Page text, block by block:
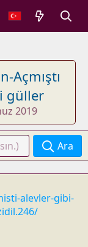
Açmıştı
güller
2019
Ara
alevler-gibi-